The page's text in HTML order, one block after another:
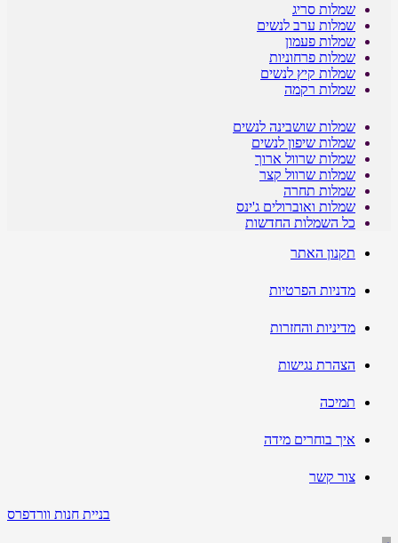
שמלות סריג
שמלות ערב לנשים
שמלות פעמון
שמלות פרחוניות
שמלות קיץ לנשים
שמלות רקמה
שמלות שושבינה לנשים
שמלות שיפון לנשים
שמלות שרוול ארוך
שמלות שרוול קצר
שמלות תחרה
שמלות ואוברולים ג'ינס
כל השמלות החדשות
תקנון האתר
מדניות הפרטיות
מדיניות והחזרות
הצהרת נגישות
תמיכה
איך בוחרים מידה
צור קשר
בניית חנות וורדפרס